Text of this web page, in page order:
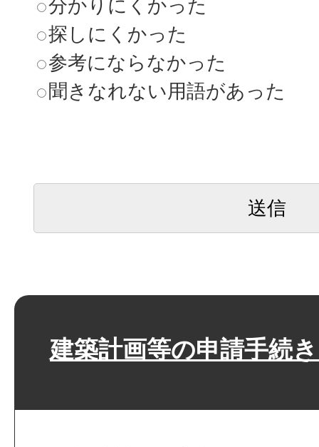
分かりにくかった
探しにくかった
参考にならなかった
聞きなれない用語があった
建築計画等の申請手続